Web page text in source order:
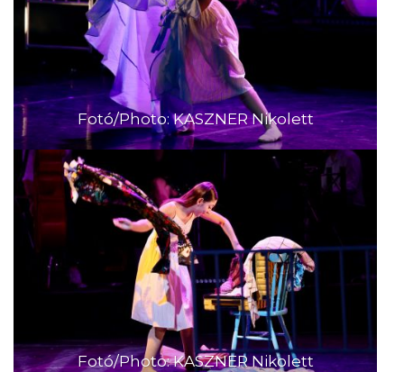
Fotó/Photo: KASZNER Nikolett
Fotó/Photo: KASZNER Nikolett